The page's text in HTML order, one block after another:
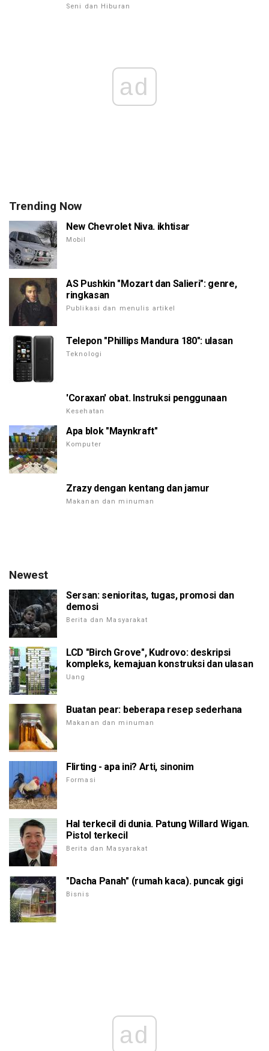
Seni dan Hiburan
ad
Trending Now
New Chevrolet Niva. ikhtisar
Mobil
AS Pushkin "Mozart dan Salieri": genre,
ringkasan
Publikasi dan menulis artikel
Telepon "Phillips Mandura 180": ulasan
Teknologi
'Coraxan' obat. Instruksi penggunaan
Kesehatan
Apa blok "Maynkraft"
Komputer
Zrazy dengan kentang dan jamur
Makanan dan minuman
Newest
Sersan: senioritas, tugas, promosi dan
demosi
Berita dan Masyarakat
LCD "Birch Grove", Kudrovo: deskripsi
kompleks, kemajuan konstruksi dan ulasan
Uang
Buatan pear: beberapa resep sederhana
Makanan dan minuman
Flirting - apa ini? Arti, sinonim
Formasi
Hal terkecil di dunia. Patung Willard Wigan.
Pistol terkecil
Berita dan Masyarakat
"Dacha Panah" (rumah kaca). puncak gigi
Bisnis
ad